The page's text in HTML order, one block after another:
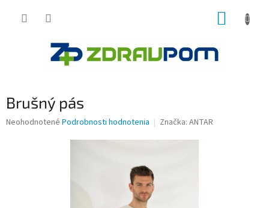
Brušný pás
Priemerné
Neohodnotené Podrobnosti hodnotenia Značka: ANTAR